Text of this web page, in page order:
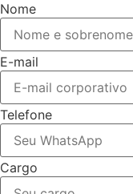
Nome
E-mail
Telefone
Cargo